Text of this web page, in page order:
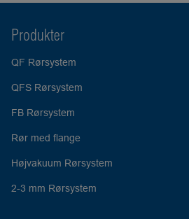
Produkter
QF Rørsystem
QFS Rørsystem
FB Rørsystem
Rør med flange
Højvakuum Rørsystem
2-3 mm Rørsystem